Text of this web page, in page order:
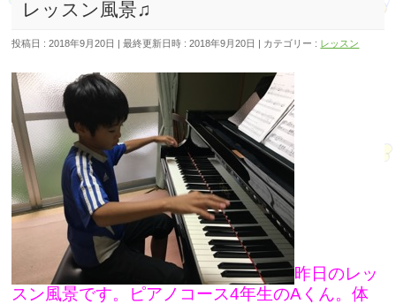
レッスン風景♫
投稿日 : 2018年9月20日 最終更新日時 : 2018年9月20日 カテゴリー : レッスン
昨日のレッ
スン風景です。ピアノコース4年生のAくん。体